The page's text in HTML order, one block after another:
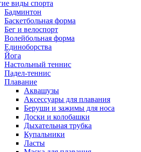
виды спорта
Бадминтон
Баскетбольная форма
Бег и велоспорт
Волейбольная форма
Единоборства
Йога
Настольный теннис
Падел-теннис
Плавание
Аквашузы
Аксессуары для плавания
Беруши и зажимы для носа
Доски и колобашки
Дыхательная трубка
Купальники
Ласты